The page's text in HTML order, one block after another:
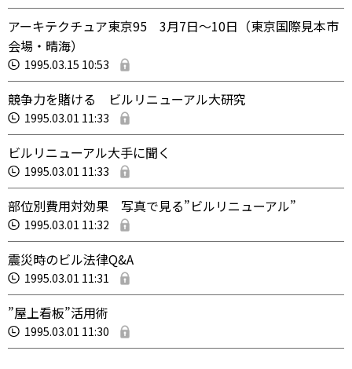
アーキテクチュア東京95 3月7日～10日（東京国際見本市
会場・晴海）
1995.03.15 10:53
競争力を賭ける ビルリニューアル大研究
1995.03.01 11:33
ビルリニューアル大手に聞く
1995.03.01 11:33
部位別費用対効果 写真で見る”ビルリニューアル”
1995.03.01 11:32
震災時のビル法律Q&A
1995.03.01 11:31
”屋上看板”活用術
1995.03.01 11:30